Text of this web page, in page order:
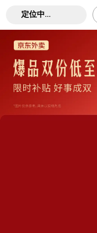
定位中...